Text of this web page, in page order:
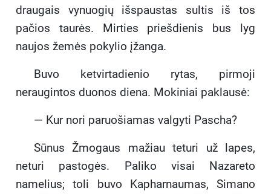
draugais vynuogių išspaustas sultis iš tos
pačios taurės. Mirties priešdienis bus lyg
naujos žemės pokylio įžanga.
Buvo ketvirtadienio rytas, pirmoji
neraugintos duonos diena. Mokiniai paklausė:
— Kur nori paruošiamas valgyti Pascha?
Sūnus Žmogaus mažiau teturi už lapes,
neturi pastogės. Paliko visai Nazareto
namelius; toli buvo Kapharnaumas, Simano